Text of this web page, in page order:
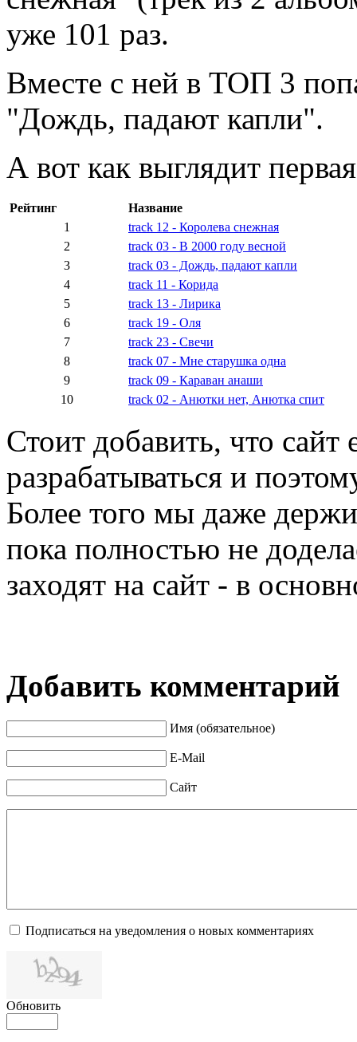
уже 101 раз.
Вместе с ней в ТОП 3
"Дождь, падают капли".
А вот как выглядит
Рейтинг
Название
1
track 12 - Королева снежная
2
track 03 - В 2000 году весной
3
track 03 - Дождь, падают капли
4
track 11 - Корида
5
track 13 - Лирика
6
track 19 - Оля
7
track 23 - Свечи
8
track 07 - Мне старушка одна
9
track 09 - Караван анаши
10
track 02 - Анютки нет, Анютка cпит
Стоит добавить, что
разрабатываться и
Более того мы даже
пока полностью не
заходят на сайт - в
Добавить комментарий
Имя (обязательное)
E-Mail
Сайт
Подписаться на уведомления о новых комментариях
Обновить